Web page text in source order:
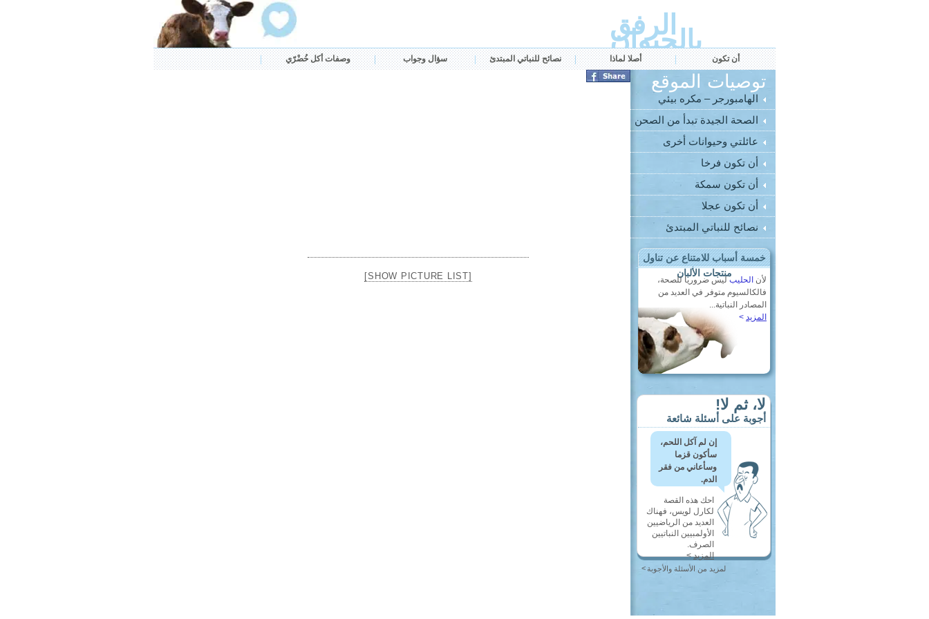
الرفق
بالحيوان
أن تكون أصلا لماذا نصائح للنباتي المبتدئ سؤال وجواب وصفات أكل خُضْرّي
توصيات الموقع
الهامبورجر – مكره بيئي
الصحة الجيدة تبدأ من الصحن
عائلتي وحيوانات أخرى
أن تكون فرخا
أن تكون سمكة
أن تكون عجلا
نصائح للنباتي المبتدئ
خمسة أسباب للامتناع عن تناول
منتجات الألبان
لأن الحليبليس ضروريا للصحة،
فالكالسيوم متوفر في العديد من
المصادر النباتية...
المزيد >
لا، ثم لا!
أجوبة على أسئلة شائعة
إن لم آكل اللحم،
سأكون قزما
وسأعاني من فقر
الدم.
احك هذه القصة
لكارل لويس، فهناك
العديد من الرياضيين
الأولمبيين النباتيين
الصرف.
المزيد>
لمزيد من الأسئلة والأجوبة>
[SHOW PICTURE LIST]